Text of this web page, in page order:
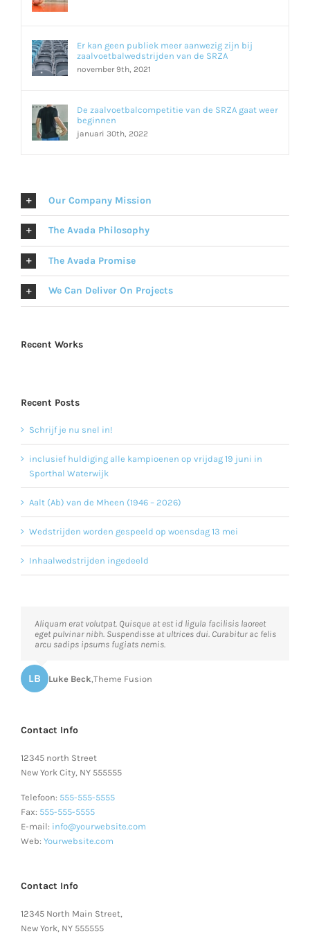
Er kan geen publiek meer aanwezig zijn bij
zaalvoetbalwedstrijden van de SRZA
november 9th, 2021
De zaalvoetbalcompetitie van de SRZA gaat weer
beginnen
januari 30th, 2022
Our Company Mission
The Avada Philosophy
The Avada Promise
We Can Deliver On Projects
Recent Works
Recent Posts
Schrijf je nu snel in!
inclusief huldiging alle kampioenen op vrijdag 19 juni in
Sporthal Waterwijk
Aalt (Ab) van de Mheen (1946 – 2026)
Wedstrijden worden gespeeld op woensdag 13 mei
Inhaalwedstrijden ingedeeld
Neque porro quisquam est, qui dolorem ipsum quia dolor sit
amet, consec tetur, adipisci velit, sed quia non numquam eius
modi tempora voluptas amets unser.
JD John Doe,My Company
Aliquam erat volutpat. Quisque at est id ligula facilisis laoreet
eget pulvinar nibh. Suspendisse at ultrices dui. Curabitur ac felis
arcu sadips ipsums fugiats nemis.
LB Luke Beck Theme Fusion
Contact Info
12345 north Street
New York City, NY 555555
Telefoon: 555-555-5555
Fax: 555-555-5555
E-mail: info@yourwebsite.com
Web: Yourwebsite.com
Contact Info
12345 North Main Street,
New York, NY 555555